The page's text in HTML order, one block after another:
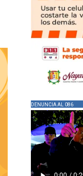
DENUNCIA AL 086